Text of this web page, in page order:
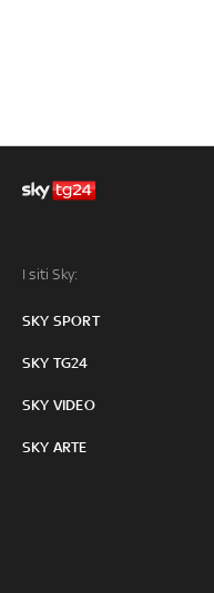
I siti Sky:
SKY SPORT
SKY TG24
SKY VIDEO
SKY ARTE